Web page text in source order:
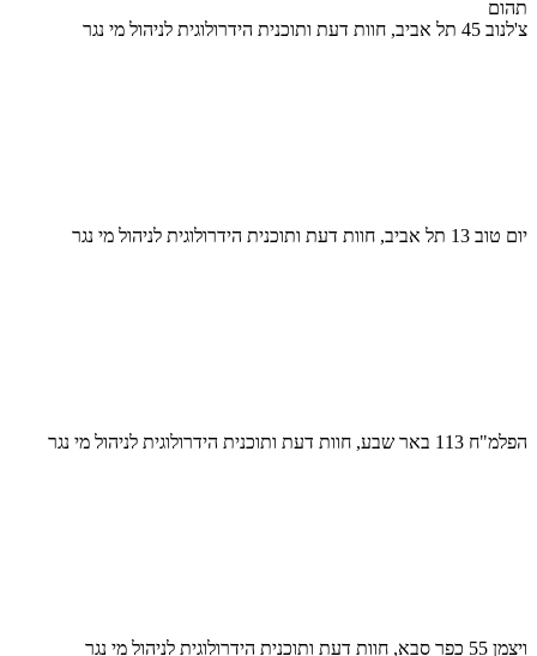
תהום
צ'לנוב 45 תל אביב, חוות דעת ותוכנית הידרולוגית לניהול מי נגר
יום טוב 13 תל אביב, חוות דעת ותוכנית הידרולוגית לניהול מי נגר
הפלמ"ח 113 באר שבע, חוות דעת ותוכנית הידרולוגית לניהול מי נגר
ויצמן 55 כפר סבא, חוות דעת ותוכנית הידרולוגית לניהול מי נגר